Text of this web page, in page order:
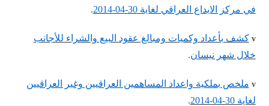
في مركز الايداع العراقي لغاية 30-04-2014
.
v كشف بأعداد وكميات ومبالغ عقود البيع والشراء للأجانب
خلال شهر نيسان.
v ملخص بملكية واعداد المساهمين العراقيين وغير العراقيين
لغاية 30-04-2014
.